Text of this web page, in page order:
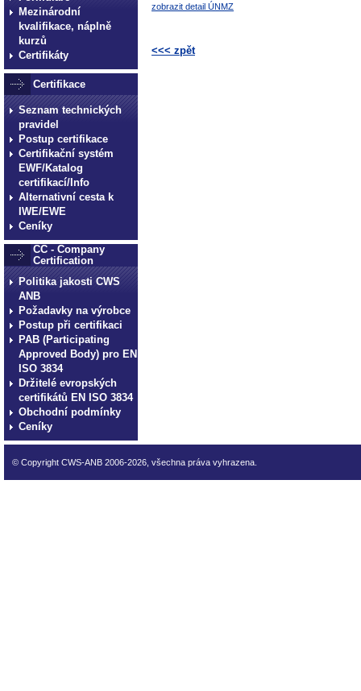
Mezinárodní
kvalifikace, náplně
kurzů
Certifikáty
Certifikace
Seznam technických
pravidel
Postup certifikace
Certifikační systém
EWF/Katalog
certifikací/Info
Alternativní cesta k
IWE/EWE
Ceníky
CC - Company
Certification
Politika jakosti CWS
ANB
Požadavky na výrobce
Postup při certifikaci
PAB (Participating
Approved Body) pro EN
ISO 3834
Držitelé evropských
certifikátů EN ISO 3834
Obchodní podmínky
Ceníky
zobrazit detail ÚNMZ
<<< zpět
© Copyright CWS-ANB 2006-2026, všechna práva vyhrazena.